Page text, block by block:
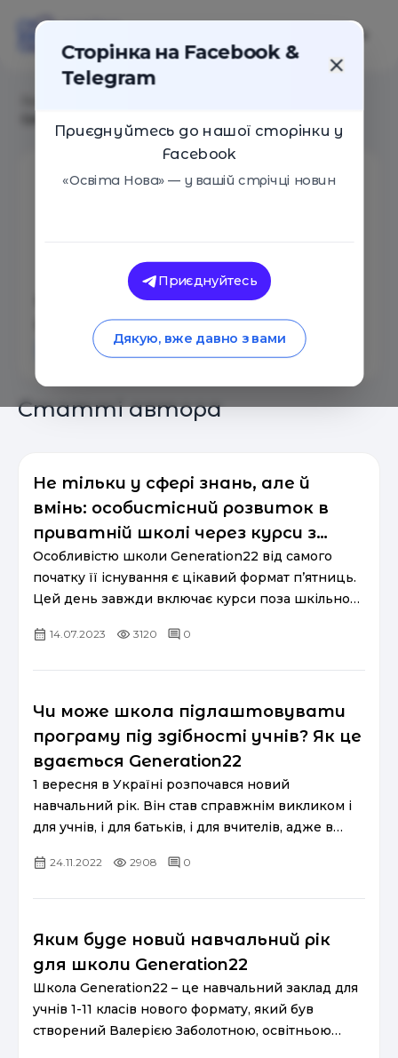
Альтернативна школа
Generation22
Кількість статей: 7
Статті автора
Не тільки у сфері знань, але й
вмінь: особистісний розвиток в
приватній школі через курси з
м’яких навичок
Особливістю школи Generation22 від самого
початку її існування є цікавий формат п’ятниць.
Цей день завжди включає курси поза шкільною
навички у сучасн...
14.07.2023 3120 0
Чи може школа підлаштовувати
програму під здібності учнів? Як це
вдається Generation22
1 вересня в Україні розпочався новий
навчальний рік. Він став справжнім викликом і
для учнів, і для батьків, і для вчителів, адже в
зовсім нових формат...
24.11.2022 2908 0
Яким буде новий навчальний рік
для школи Generation22
Школа Generation22 – це навчальний заклад для
учнів 1-11 класів нового формату, який був
створений Валерією Заболотною, освітньою
Сторінка на Facebook &
Telegram
Приєднуйтесь до нашої сторінки у
Facebook
«Освіта Нова» — у вашій стрічці новин
Приєднуйтесь
Дякую, вже давно з вами